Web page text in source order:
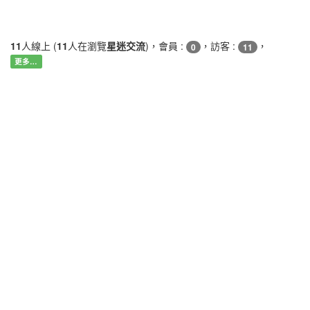
11 人線上 (11 人在瀏覽星迷交流)，會員 : 0 ，訪客 : 11 ，
更多…